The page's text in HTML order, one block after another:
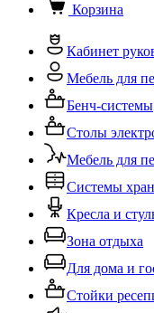
Корзина
Кабинет
Мебель для
Бенч-системы
Столы
Мебель для
Системы
Кресла и
Зона отдыха
Для дома и
Стойки